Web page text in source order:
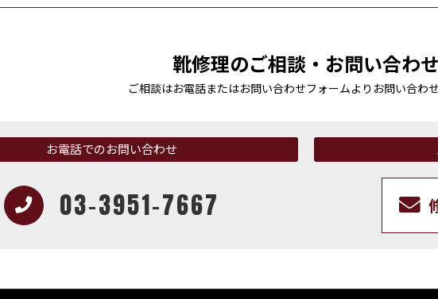
靴修理のご相談・お問い合わせ
ご相談はお電話またはお問い合わせフォームより お問い合わ
お電話でのお問い合わせ
03-3951-7667